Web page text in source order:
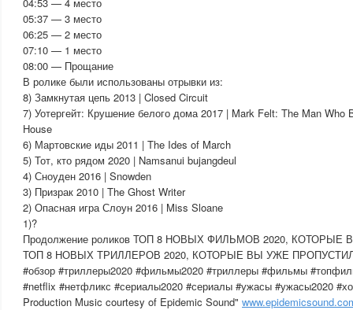
05:37 — 3 место
06:25 — 2 место
07:10 — 1 место
08:00 — Прощание
В ролике были использованы отрывки из:
8) Замкнутая цепь 2013 | Closed Circuit
7) Уотергейт: Крушение белого дома 2017 | Mark Felt: The Man Who
House
6) Мартовские иды 2011 | The Ides of March
5) Тот, кто рядом 2020 | Namsanui bujangdeul
4) Сноуден 2016 | Snowden
3) Призрак 2010 | The Ghost Writer
2) Опасная игра Слоун 2016 | Miss Sloane
1)?
Продолжение роликов ТОП 8 НОВЫХ ФИЛЬМОВ 2020,
ТОП 8 НОВЫХ ТРИЛЛЕРОВ 2020, КОТОРЫЕ ВЫ УЖЕ
#обзор #триллеры2020 #фильмы2020 #триллеры #фильмы
#netflix #нетфликс #сериалы2020 #сериалы #ужасы #ужасы2020
Production Music courtesy of Epidemic Sound"